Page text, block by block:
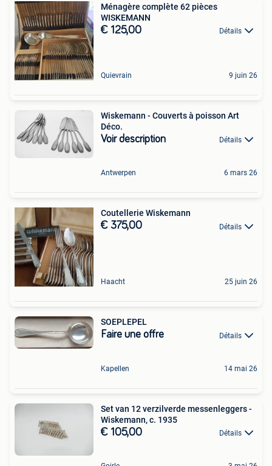
Ménagère complète 62 pièces
WISKEMANN
€ 125,00 Détails
Quievrain 9 juin 26
Wiskemann - Couverts à poisson Art
Déco.
Voir description Détails
Antwerpen 6 mars 26
Coutellerie Wiskemann
€ 375,00 Détails
Haacht 25 juin 26
SOEPLEPEL
Faire une offre Détails
Kapellen 14 mai 26
Set van 12 verzilverde messenleggers -
Wiskemann, c. 1935
€ 105,00 Détails